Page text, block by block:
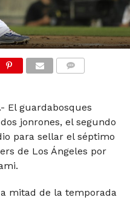
El guardabosques
jonrones, el segundo
para sellar el séptimo
de Los Ángeles por
mitad de la temporada